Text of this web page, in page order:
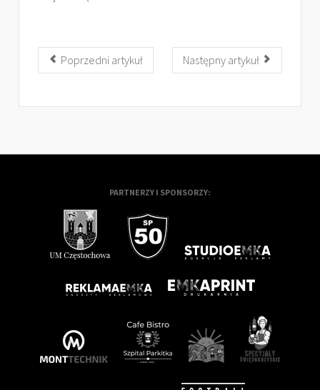
Poprzedni artykuł Następny artykuł
PARTNERZY I SPONSORZY: